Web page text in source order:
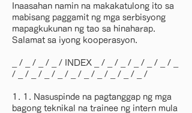
Inaasahan namin na makakatulong ito sa
mabisang paggamit ng mga serbisyong
mapagkukunan ng tao sa hinaharap.
Salamat sa iyong kooperasyon.
_ / _ / _ / _ / INDEX _ / _ / _ / _ / _ / _ / _
/ _ / _ / _ / _ / _ / _ / _ / _ / _ / _ /
1. 1. Nasuspinde na pagtanggap ng mga
bagong teknikal na trainee ng intern mula